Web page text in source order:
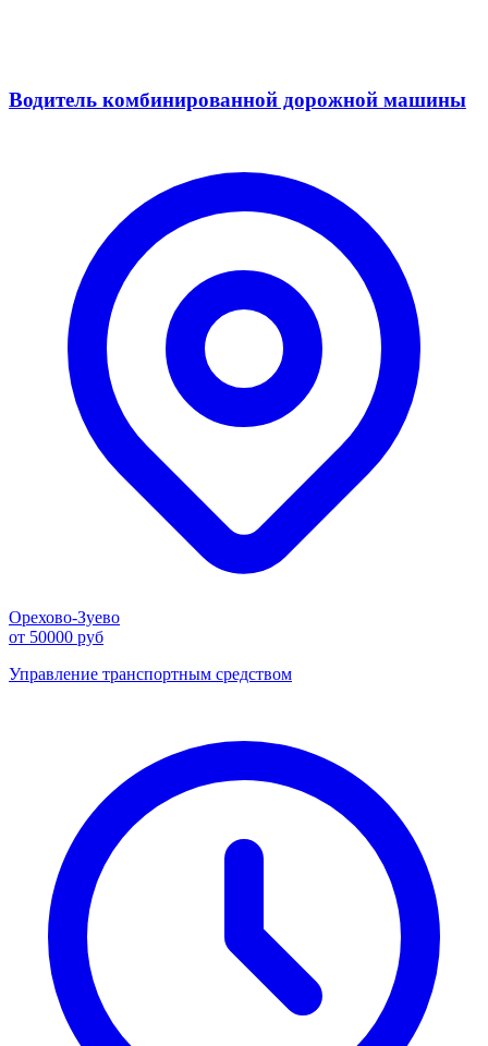
Водитель комбинированной дорожной машины
Орехово-Зуево
от 50000 руб
Управление транспортным средством